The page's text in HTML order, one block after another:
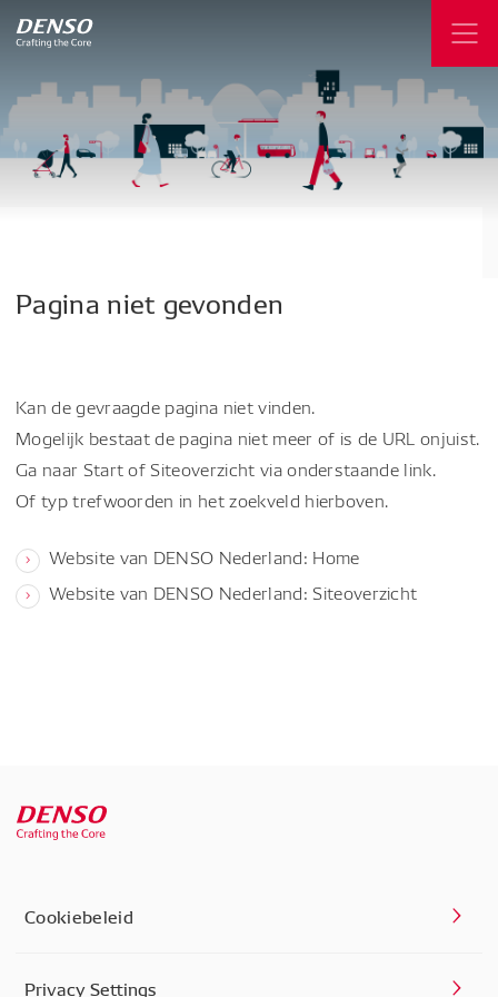
Pagina niet gevonden
Kan de gevraagde pagina niet vinden.
Mogelijk bestaat de pagina niet meer of is de URL onjuist.
Ga naar Start of Siteoverzicht via onderstaande link.
Of typ trefwoorden in het zoekveld hierboven.
Website van DENSO Nederland: Home
Website van DENSO Nederland: Siteoverzicht
Cookiebeleid
Privacy Settings